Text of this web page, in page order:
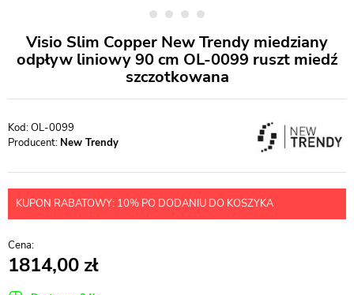
Visio Slim Copper New Trendy miedziany
odpływ liniowy 90 cm OL-0099 ruszt miedź
szczotkowana
OL-0099
Producent: New Trendy
KUPON RABATOWY: 10% PO DODANIU DO KOSZYKA
1814,00